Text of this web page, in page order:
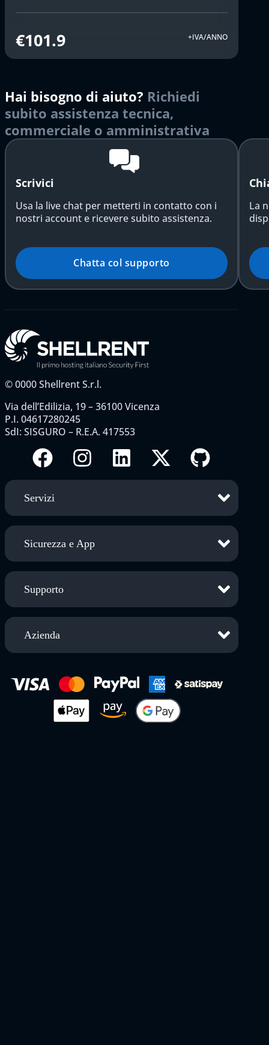
€101.9 +IVA/ANNO
Hai bisogno di aiuto? Richiedi
subito assistenza tecnica,
commerciale o amministrativa
Scrivici
Usa la live chat per metterti in contatto con i
nostri account e ricevere subito assistenza.
Chatta col supporto
La
©0000Shellrent S.r.l.
Via dell’Edilizia, 19 – 36100 Vicenza
P.I. 04617280245
SdI: SISGURO – R.E.A. 417553
Servizi
Sicurezza e App
Supporto
Azienda